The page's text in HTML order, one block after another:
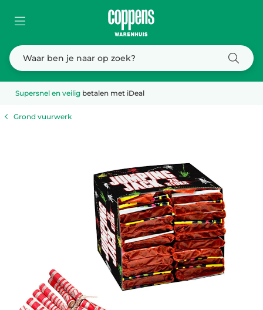
Supersnel en veilig betalen met iDeal
Grond vuurwerk